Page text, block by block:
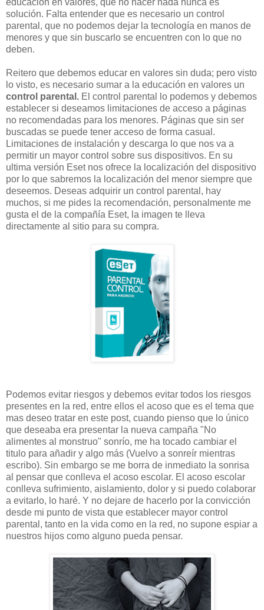
solución. Falta entender que es necesario un control
parental, que no podemos dejar la tecnología en manos de
menores y que sin buscarlo se encuentren con lo que no
deben.
Reitero que debemos educar en valores sin duda; pero visto
lo visto, es necesario sumar a la educación en valores un
control parental. El control parental lo podemos y debemos
establecer si deseamos limitaciones de acceso a páginas
no recomendadas para los menores. Páginas que sin ser
buscadas se puede tener acceso de forma casual.
Limitaciones de instalación y descarga lo que nos va a
permitir un mayor control sobre sus dispositivos. En su
ultima versión Eset nos ofrece la localización del dispositivo
por lo que sabremos la localización del menor siempre que
deseemos. Deseas adquirir un control parental, hay
muchos, si me pides la recomendación, personalmente me
gusta el de la compañía Eset, la imagen te lleva
directamente al sitio para su compra.
Podemos evitar riesgos y debemos evitar todos los riesgos
presentes en la red, entre ellos el acoso que es el tema que
mas deseo tratar en este post, cuando pienso que lo único
que deseaba era presentar la nueva campaña "No
alimentes al monstruo" sonrío, me ha tocado cambiar el
titulo para añadir y algo más (Vuelvo a sonreír mientras
escribo). Sin embargo se me borra de inmediato la sonrisa
al pensar que conlleva el acoso escolar. El acoso escolar
conlleva sufrimiento, aislamiento, dolor y si puedo colaborar
a evitarlo, lo haré. Y no dejare de hacerlo por la convicción
desde mi punto de vista que establecer mayor control
parental, tanto en la vida como en la red, no supone espiar a
nuestros hijos como alguno pueda pensar.